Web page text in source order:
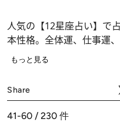
人気の【12星座占い】で
本性格。全体運、仕事運
ッキーデー……あなたの運
もっと見る
Share
41-60 / 230 件